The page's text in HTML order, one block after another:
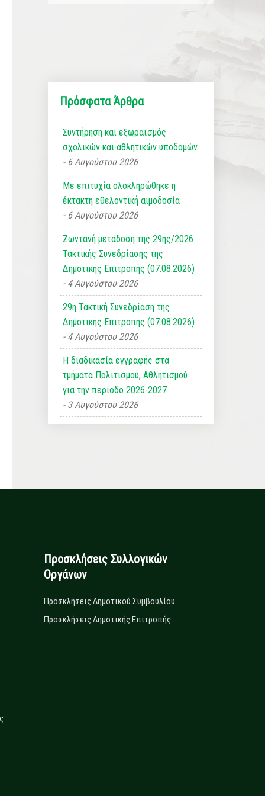
Πρόσφατα Άρθρα
Συντήρηση και εξωραϊσμός
σχολικών και αθλητικών υποδομών
6 Αυγούστου 2026
Με επιτυχία ολοκληρώθηκε η
έκτακτη εθελοντική αιμοδοσία
6 Αυγούστου 2026
Ζωντανή μετάδοση της 29ης/2026
Τακτικής Συνεδρίασης της
Δημοτικής Επιτροπής (07.08.2026)
4 Αυγούστου 2026
29η Τακτική Συνεδρίαση της
Δημοτικής Επιτροπής (07.08.2026)
4 Αυγούστου 2026
Η διαδικασία εγγραφής στα
τμήματα Πολιτισμού, Αθλητισμού
για την περίοδο 2026-2027
3 Αυγούστου 2026
Προσκλήσεις Συλλογικών
Οργάνων
Προσκλήσεις Δημοτικού Συμβουλίου
Προσκλήσεις Δημοτικής Επιτροπής